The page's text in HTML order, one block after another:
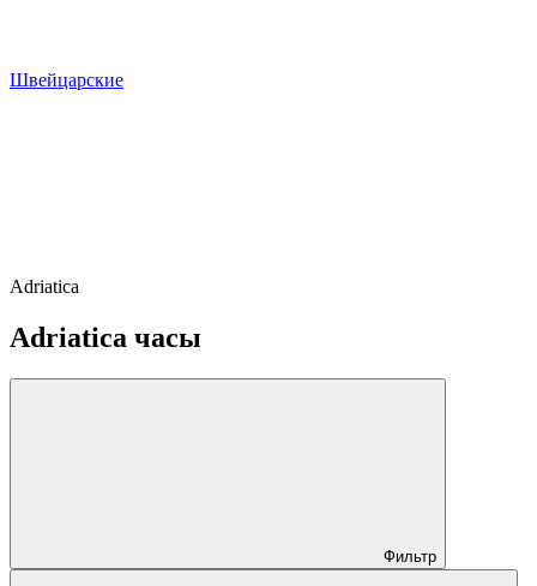
Швейцарские
Adriatica
Adriatica часы
Фильтр